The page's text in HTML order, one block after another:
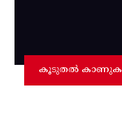
കൂടുതൽ കാണുക